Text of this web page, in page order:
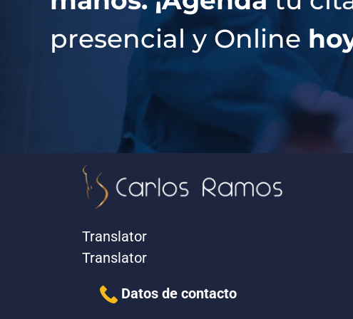
presencial y Online
Translator
Translator
Datos de contacto